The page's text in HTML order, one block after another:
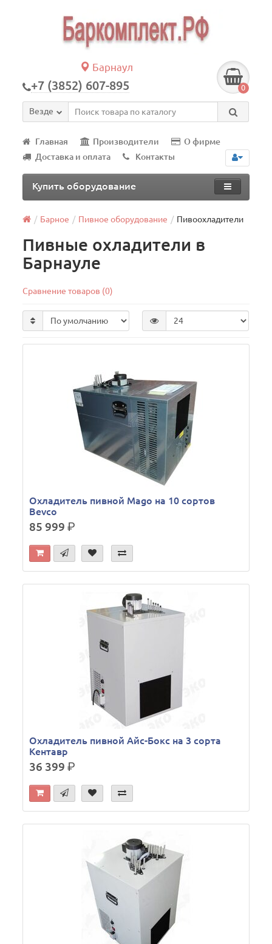
Барнаул
+7 (3852) 607-895 0
Везде
Главная Производители
О фирме
Доставка и оплата
Контакты
Купить оборудование
Барное Пивное оборудование Пивоохладители
Пивные охладители в
Барнауле
Сравнение товаров (0)
Охладитель пивной Mago на 10 сортов
Bevco
85 999р.
Охладитель пивной Айс-Бокс на 3 сорта
Кентавр
36 399р.